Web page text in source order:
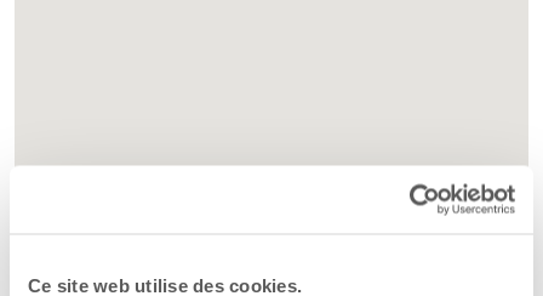
Ce site web utilise des cookies.